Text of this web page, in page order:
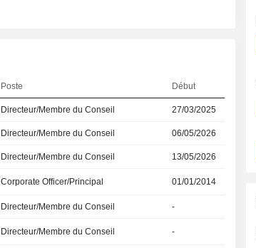
Poste Début
Directeur/Membre du Conseil 27/03/2025
Directeur/Membre du Conseil 06/05/2026
Directeur/Membre du Conseil 13/05/2026
Corporate Officer/Principal 01/01/2014
Directeur/Membre du Conseil -
Directeur/Membre du Conseil -